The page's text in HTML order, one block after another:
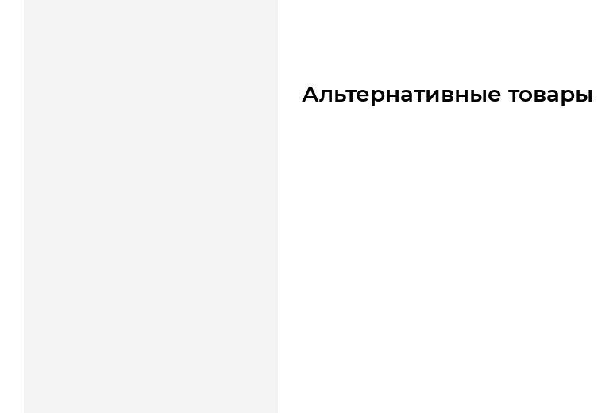
Альтернативные товары